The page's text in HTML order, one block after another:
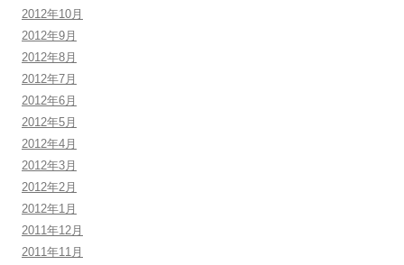
2012年10月
2012年9月
2012年8月
2012年7月
2012年6月
2012年5月
2012年4月
2012年3月
2012年2月
2012年1月
2011年12月
2011年11月